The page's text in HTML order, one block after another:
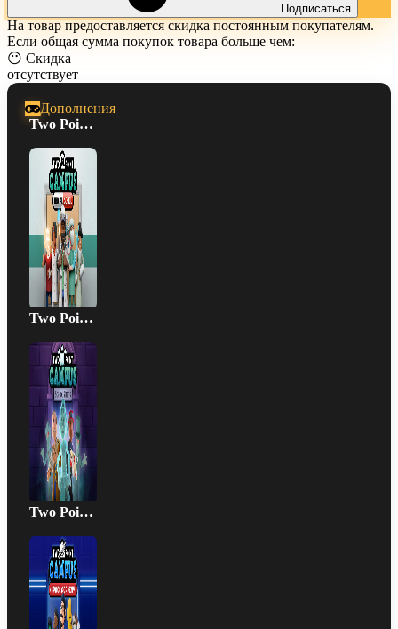
Подписаться
На товар предоставляется скидка постоянным покупателям.
Если общая сумма покупок товара больше чем:
😶 Скидка
отсутствует
Дополнения
Two Point Campus Medical School
Two Point Campus School Spirits
Two Point Campus: Space Academy